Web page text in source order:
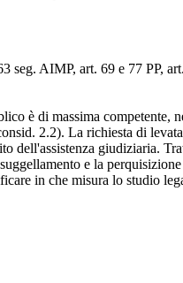
seg. AIMP, art. 69 e 77 PP,
è di massima competente,
2.2). La richiesta di
dell'assistenza giudiziaria.
e la
in che misura lo studio